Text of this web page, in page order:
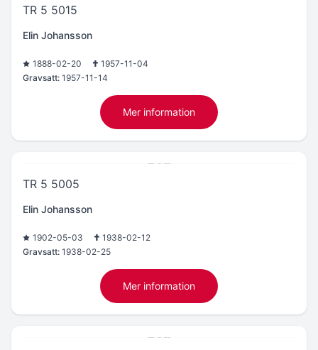
TR 5 5015
Elin Johansson
1888-02-20
1957-11-04
Gravsatt: 1957-11-14
Mer information
TR 5 5005
Elin Johansson
1902-05-03
1938-02-12
Gravsatt: 1938-02-25
Mer information